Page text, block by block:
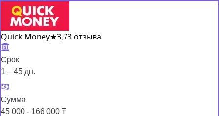
Quick Money★3,73 отзыва
Срок
1 – 45 дн.
Сумма
45 000 - 166 000 ₸